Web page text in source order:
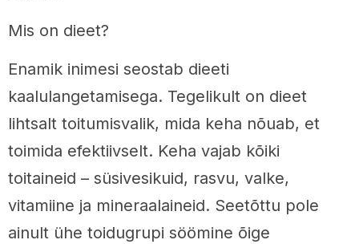
Mis on dieet?
Enamik inimesi seostab dieeti
kaalulangetamisega. Tegelikult on dieet
lihtsalt toitumisvalik, mida keha nõuab, et
toimida efektiivselt. Keha vajab kõiki
toitaineid – süsivesikuid, rasvu, valke,
vitamiine ja mineraalaineid. Seetõttu pole
ainult ühe toidugrupi söömine õige